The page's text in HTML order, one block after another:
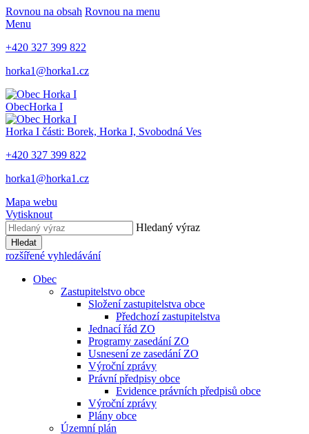
Rovnou na obsah Rovnou na menu
Menu
+420 327 399 822
horka1@horka1.cz
ObecHorka I
Horka I části: Borek, Horka I, Svobodná Ves
+420 327 399 822
horka1@horka1.cz
Mapa webu
Vytisknout
Hledaný výraz
Hledat
rozšířené vyhledávání
Obec
Zastupitelstvo obce
Složení zastupitelstva obce
Předchozí zastupitelstva
Jednací řád ZO
Programy zasedání ZO
Usnesení ze zasedání ZO
Výroční zprávy
Právní předpisy obce
Evidence právních předpisů obce
Výroční zprávy
Plány obce
Územní plán